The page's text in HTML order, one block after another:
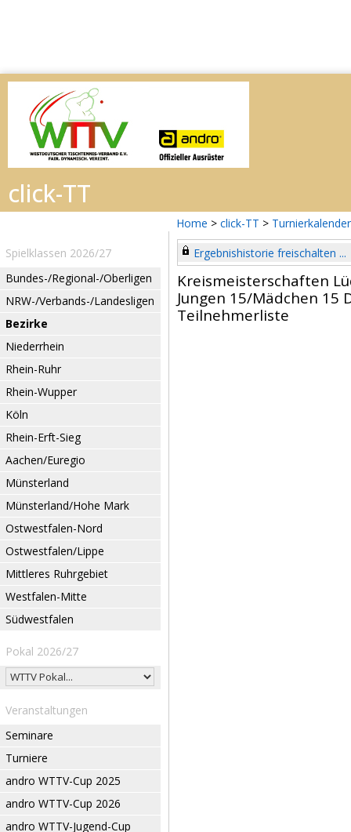
Home > click-TT > Turnierkalender
Spielklassen 2026/27
Bundes-/Regional-/Oberligen
NRW-/Verbands-/Landesligen
Bezirke
Niederrhein
Rhein-Ruhr
Rhein-Wupper
Köln
Rhein-Erft-Sieg
Aachen/Euregio
Münsterland
Münsterland/Hohe Mark
Ostwestfalen-Nord
Ostwestfalen/Lippe
Mittleres Ruhrgebiet
Westfalen-Mitte
Südwestfalen
Pokal 2026/27
Veranstaltungen
Seminare
Turniere
andro WTTV-Cup 2025
andro WTTV-Cup 2026
andro WTTV-Jugend-Cup
Ergebnishistorie freischalten ...
Kreismeisterschaften
Jungen 15/Mädchen 15
Teilnehmerliste